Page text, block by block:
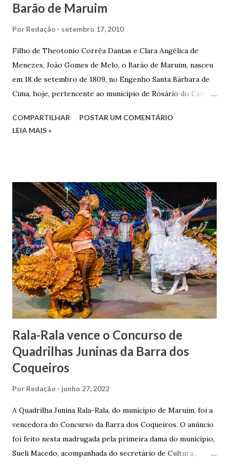
Barão de Maruim
Por Redação setembro 17, 2010
Filho de Theotonio Corrêa Dantas e Clara Angélica de
Menezes, João Gomes de Melo, o Barão de Maruim, nasceu
em 18 de setembro de 1809, no Engenho Santa Bárbara de
Cima, hoje, pertencente ao município de Rosário do Catete.
José de Faro Leitão, porém o casamento acabou com o
indiciamento para apropriar-se da volumosa herança. Em
1862, transferiu-se para o Rio de Janeiro e casou-se com
uma irmã do Visconde de Uruguai. O Barão de Maruim
apresentou uma grande dedicação à atividade agrícola, que
lhe proporcionou uma grande reserva financeira. João
Gomes de Melo mandou construir a Igreja Matriz de Nosso
Senhor Bom Jesus dos Passos, que foi inaugurada em 1862 e
doada ao vigário Pe. José Joaquim de Vasconcelos. A Igreja
Matriz...
COMPARTILHAR
POSTAR UM COMENTÁRIO
LEIA MAIS »
Rala-Rala vence o Concurso de
Quadrilhas Juninas da Barra dos
Coqueiros
Por Redação junho 27, 2022
A Quadrilha Junina Rala-Rala, do município de Maruim, foi a
vencedora do Concurso da Barra dos Coqueiros. O anúncio
foi feito nesta madrugada pela primeira dama do município,
Sueli Macedo, acompanhada do secretário de Cultura,